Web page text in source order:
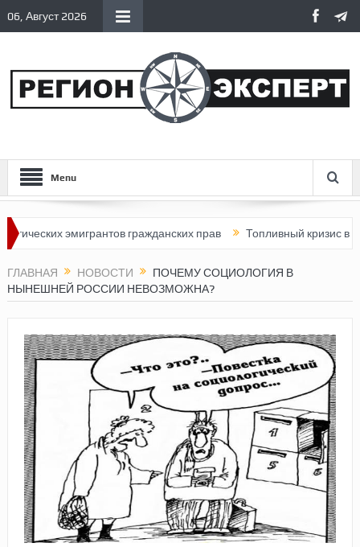
06, Август 2026
Menu
эмигрантов гражданских прав Топливный кризис в России
ГЛАВНАЯ НОВОСТИ
ПОЧЕМУ СОЦИОЛОГИЯ В
НЫНЕШНЕЙ РОССИИ НЕВОЗМОЖНА?